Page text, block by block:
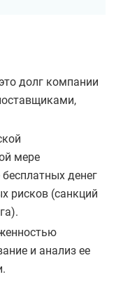
долг компании
мере
денег
рисков (санкций
и анализ ее